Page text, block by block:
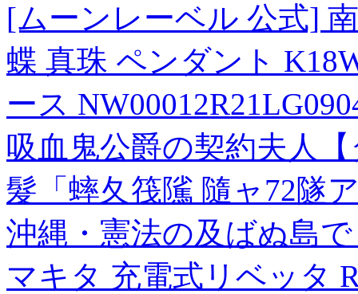
[ムーンレーベル 公式]
蝶 真珠 ペンダント
ース
吸血鬼公爵の契約夫人
髮「蟀夂筏隲 隨ャ72隧
沖縄・憲法の及ばぬ島
マキタ 充電式リベッタ